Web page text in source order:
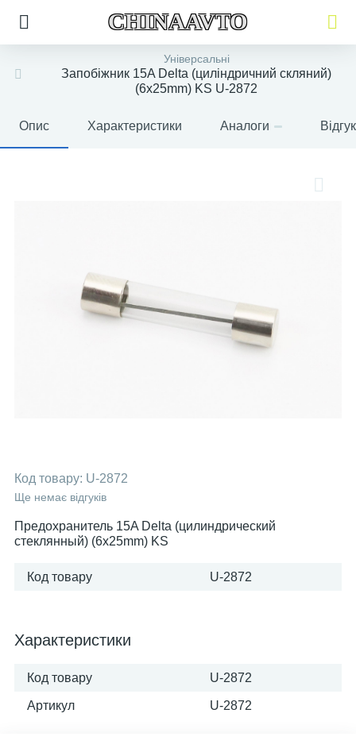
CHINAAVTO
Універсальні
Запобіжник 15A Delta (циліндричний скляний)
(6х25mm) KS U-2872
Опис Характеристики Аналоги
Код товару: U-2872
Ще немає відгуків
Предохранитель 15A Delta (цилиндрический
стеклянный) (6х25mm) KS
Код товару U-2872
Характеристики
Код товару U-2872
Артикул U-2872